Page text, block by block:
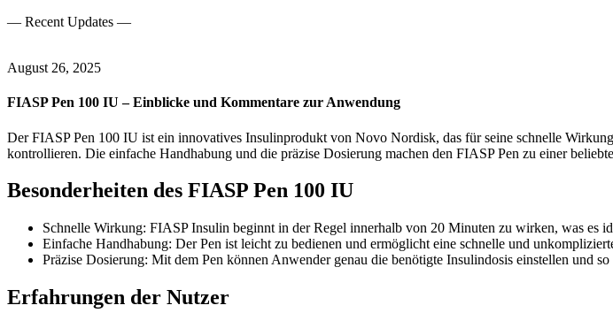
— Recent Updates —
August 26, 2025
FIASP Pen 100 IU – Einblicke und Kommentare zur Anwendung
Der FIASP Pen 100 IU ist ein innovatives Insulinprodukt von Novo Nordisk, das für seine schnelle
kontrollieren. Die einfache Handhabung und die präzise Dosierung machen den FIASP Pen zu einer
Besonderheiten des FIASP Pen 100 IU
Schnelle Wirkung: FIASP Insulin beginnt in der Regel innerhalb von 20 Minuten zu wirken, was es
Einfache Handhabung: Der Pen ist leicht zu bedienen und ermöglicht eine schnelle und
Präzise Dosierung: Mit dem Pen können Anwender genau die benötigte Insulindosis einstellen und
Erfahrungen der Nutzer